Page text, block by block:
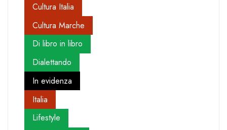
Cultura Italia
Cultura Marche
Di libro in libro
Dialettando
In evidenza
Italia
Lifestyle